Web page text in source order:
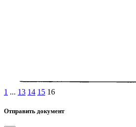
1 ... 13 14 15 16
Отправить документ